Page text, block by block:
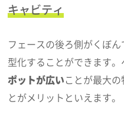
キャビティ
フェースの後ろ側がくぼ
型化することができます
ポットが広いことが最大
とがメリットといえます。